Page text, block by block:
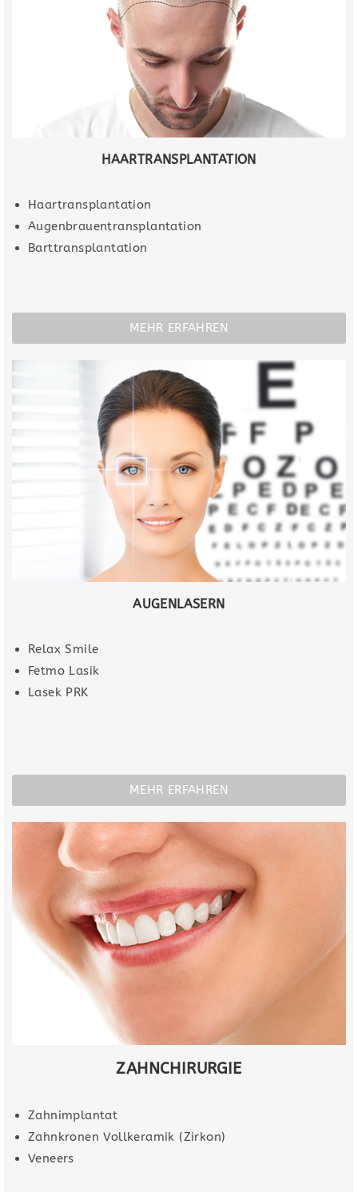
HAARTRANSPLANTATION
Haartransplantation
Augenbrauentransplantation
Barttransplantation
MEHR ERFAHREN
AUGENLASERN
Relax Smile
Fetmo Lasik
Lasek PRK
MEHR ERFAHREN
ZAHNCHIRURGIE
Zahnimplantat
Zahnkronen Vollkeramik (Zirkon)
Veneers